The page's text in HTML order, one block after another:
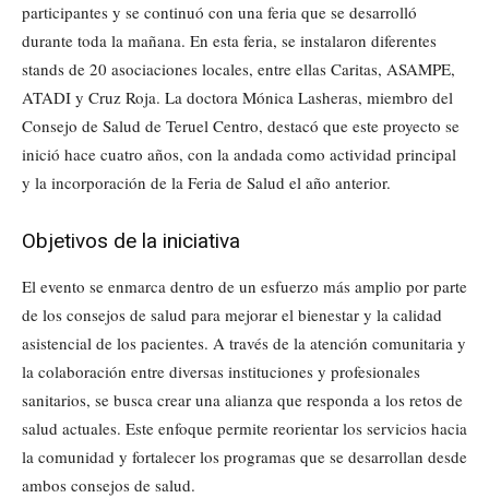
participantes y se continuó con una feria que se desarrolló
durante toda la mañana. En esta feria, se instalaron diferentes
stands de 20 asociaciones locales, entre ellas Caritas, ASAMPE,
ATADI y Cruz Roja. La doctora Mónica Lasheras, miembro del
Consejo de Salud de Teruel Centro, destacó que este proyecto se
inició hace cuatro años, con la andada como actividad principal
y la incorporación de la Feria de Salud el año anterior.
Objetivos de la iniciativa
El evento se enmarca dentro de un esfuerzo más amplio por parte
de los consejos de salud para mejorar el bienestar y la calidad
asistencial de los pacientes. A través de la atención comunitaria y
la colaboración entre diversas instituciones y profesionales
sanitarios, se busca crear una alianza que responda a los retos de
salud actuales. Este enfoque permite reorientar los servicios hacia
la comunidad y fortalecer los programas que se desarrollan desde
ambos consejos de salud.